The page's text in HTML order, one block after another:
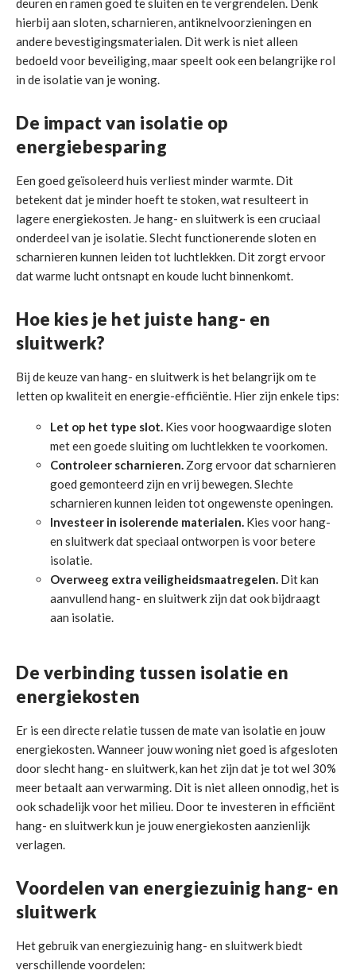
deuren en ramen goed te sluiten en te vergrendelen. Denk
hierbij aan sloten, scharnieren, antiknelvoorzieningen en
andere bevestigingsmaterialen. Dit werk is niet alleen
bedoeld voor beveiliging, maar speelt ook een belangrijke rol
in de isolatie van je woning.
De impact van isolatie op
energiebesparing
Een goed geïsoleerd huis verliest minder warmte. Dit
betekent dat je minder hoeft te stoken, wat resulteert in
lagere energiekosten. Je hang- en sluitwerk is een cruciaal
onderdeel van je isolatie. Slecht functionerende sloten en
scharnieren kunnen leiden tot luchtlekken. Dit zorgt ervoor
dat warme lucht ontsnapt en koude lucht binnenkomt.
Hoe kies je het juiste hang- en
sluitwerk?
Bij de keuze van hang- en sluitwerk is het belangrijk om te
letten op kwaliteit en energie-efficiëntie. Hier zijn enkele tips:
Let op het type slot.Kies voor hoogwaardige sloten
met een goede sluiting om luchtlekken te voorkomen.
Controleer scharnieren.Zorg ervoor dat scharnieren
goed gemonteerd zijn en vrij bewegen. Slechte
scharnieren kunnen leiden tot ongewenste openingen.
Investeer in isolerende materialen.Kies voor hang-
en sluitwerk dat speciaal ontworpen is voor betere
isolatie.
Overweeg extra veiligheidsmaatregelen.Dit kan
aanvullend hang- en sluitwerk zijn dat ook bijdraagt
aan isolatie.
De verbinding tussen isolatie en
energiekosten
Er is een directe relatie tussen de mate van isolatie en jouw
energiekosten. Wanneer jouw woning niet goed is afgesloten
door slecht hang- en sluitwerk, kan het zijn dat je tot wel 30%
meer betaalt aan verwarming. Dit is niet alleen onnodig, het is
ook schadelijk voor het milieu. Door te investeren in efficiënt
hang- en sluitwerk kun je jouw energiekosten aanzienlijk
verlagen.
Voordelen van energiezuinig hang- en
sluitwerk
Het gebruik van energiezuinig hang- en sluitwerk biedt
verschillende voordelen: